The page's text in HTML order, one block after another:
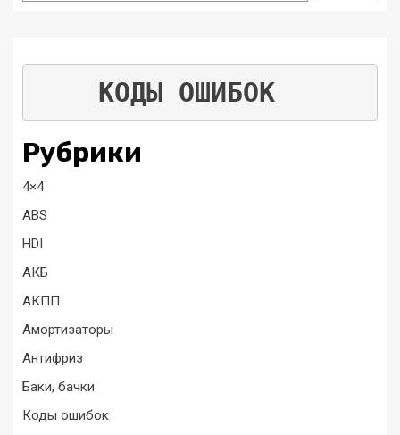
КОДЫ ОШИБОК
Рубрики
4×4
ABS
HDI
АКБ
АКПП
Амортизаторы
Антифриз
Баки, бачки
Коды ошибок